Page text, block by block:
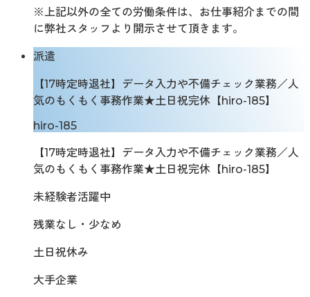
※上記以外の全ての労働条件は、お仕事紹介までの間
に弊社スタッフより開示させて頂きます。
派遣
【17時定時退社】データ入力や不備チェック業務／人
気のもくもく事務作業★土日祝完休【hiro-185】
hiro-185
【17時定時退社】データ入力や不備チェック業務／人
気のもくもく事務作業★土日祝完休【hiro-185】
未経験者活躍中
残業なし・少なめ
土日祝休み
大手企業